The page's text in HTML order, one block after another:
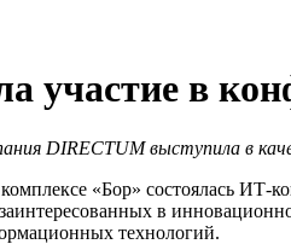
участие в
DIRECTUM выступила в
«Бор» состоялась
в
технологий.